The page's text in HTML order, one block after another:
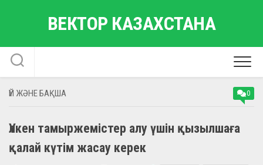
ВЕКТОР КАЗАХСТАНА
ҮЙ ЖӘНЕ БАҚША 0
Үлкен тамыржемістер алу үшін қызылшаға
қалай күтім жасау керек